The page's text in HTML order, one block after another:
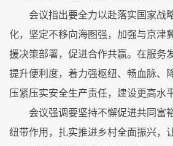
会议指出要全力以赴落实国家战
化，坚定不移向海图强，加强与京津
援决策部署，促进合作共赢。在服务
提升便利度，着力强枢纽、畅血脉、
压紧压实安全生产责任，建设更高水
会议强调要坚持不懈促进共同富
纽带作用，扎实推进乡村全面振兴，